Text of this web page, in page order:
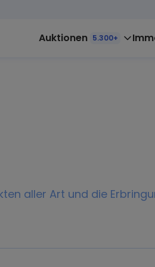
Auktionen 5.300+
aller Art und die